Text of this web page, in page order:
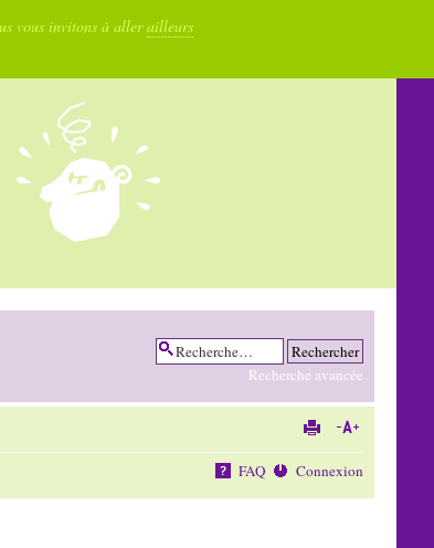
vous invitons à allerailleurs
Recherche avancée
FAQ Connexion